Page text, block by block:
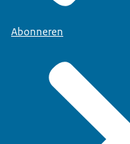
Abonneren